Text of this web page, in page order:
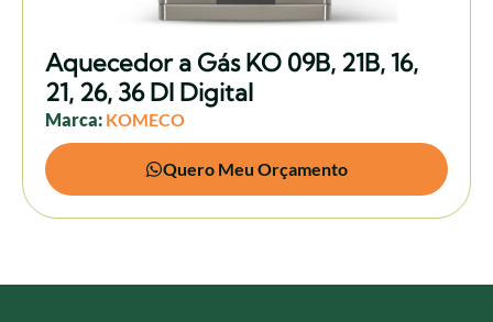
Aquecedor a Gás KO 09B, 21B, 16,
21, 26, 36 DI Digital
Marca: KOMECO
Quero Meu Orçamento